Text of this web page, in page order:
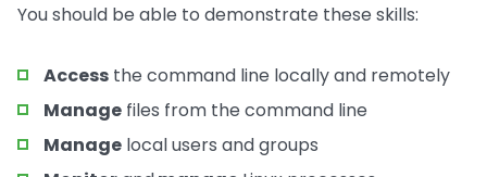
You should be able to demonstrate these skills:
Access the command line locally and remotely
Manage files from the command line
Manage local users and groups